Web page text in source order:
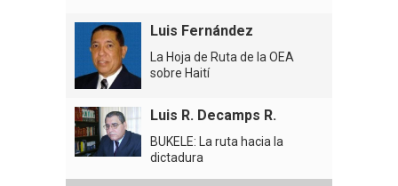
Luis Fernández
La Hoja de Ruta de la OEA
sobre Haití
Luis R. Decamps R.
BUKELE: La ruta hacia la
dictadura